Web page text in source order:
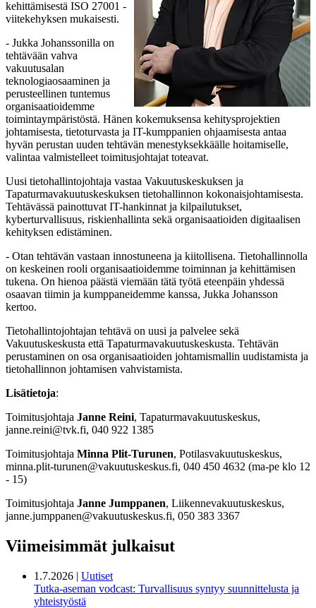
kehittämisestä ISO 27001 -
viitekehyksen mukaisesti.
- Jukka Johanssonilla on
tehtävään vahva
vakuutusalan
teknologiaosaaminen ja
perusteellinen tuntemus
organisaatioidemme
toimintaympäristöstä. Hänen kokemuksensa kehitysprojektien
johtamisesta, tietoturvasta ja IT-kumppanien ohjaamisesta antaa
hyvän perustan uuden tehtävän menestyksekkäälle hoitamiselle,
valintaa valmistelleet toimitusjohtajat toteavat.
Uusi tietohallintojohtaja vastaa Vakuutuskeskuksen ja
Tapaturmavakuutuskeskuksen tietohallinnon kokonaisjohtamisesta.
Tehtävässä painottuvat IT-hankinnat ja kilpailutukset,
kyberturvallisuus, riskienhallinta sekä organisaatioiden digitaalisen
kehityksen edistäminen.
- Otan tehtävän vastaan innostuneena ja kiitollisena. Tietohallinnolla
on keskeinen rooli organisaatioidemme toiminnan ja kehittämisen
tukena. On hienoa päästä viemään tätä työtä eteenpäin yhdessä
osaavan tiimin ja kumppaneidemme kanssa, Jukka Johansson
kertoo.
Tietohallintojohtajan tehtävä on uusi ja palvelee sekä
Vakuutuskeskusta että Tapaturmavakuutuskeskusta. Tehtävän
perustaminen on osa organisaatioiden johtamismallin uudistamista ja
tietohallinnon johtamisen vahvistamista.
Lisätietoja:
Toimitusjohtaja Janne Reini, Tapaturmavakuutuskeskus,
janne.reini@tvk.fi, 040 922 1385
Toimitusjohtaja Minna Plit-Turunen, Potilasvakuutuskeskus,
minna.plit-turunen@vakuutuskeskus.fi, 040 450 4632 (ma-pe klo 12
- 15)
Toimitusjohtaja Janne Jumppanen, Liikennevakuutuskeskus,
janne.jumppanen@vakuutuskeskus.fi, 050 383 3367
Viimeisimmät julkaisut
1.7.2026 | Uutiset
Tutka-aseman vodcast: Turvallisuus syntyy suunnittelusta ja
yhteistyöstä